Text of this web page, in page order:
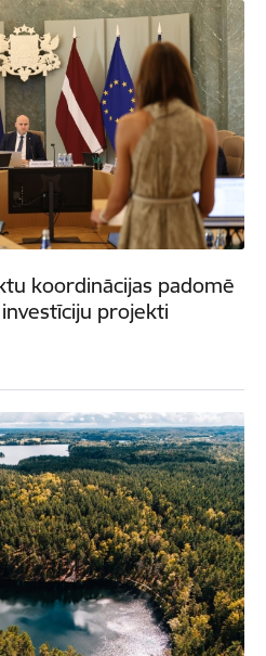
koordinācijas padomē
projekti